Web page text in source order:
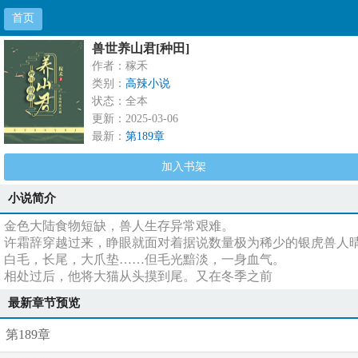
首页
兽世养山君[种田]
作者：稼禾
类别： 高辣小说
状态：全本
更新：2025-03-06
最新： 第189章
加入书架
小说简介
金色大陆食物短缺，兽人生存异常艰难。
许霜辞穿越过来，睁眼就面对着据说数量极为稀少的银虎兽人晴
白毛，长尾，大爪垫……但毛光黯淡，一身血气。
相处过后，他将大猫从头摸到尾。又在冬季之前
最新章节预览
第189章